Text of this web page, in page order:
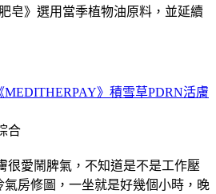
肥皂》選用當季植物油原料，並延續
MEDITHERPAY》積雪草PDRN活膚
合
很愛鬧脾氣，不知道是不是工作壓
房修圖，一坐就是好幾個小時，晚